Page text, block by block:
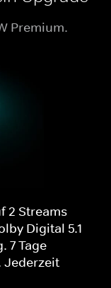
Premium.
2 Streams
Digital 5.1
7 Tage
Jederzeit